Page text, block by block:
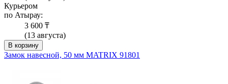
Курьером
по Атырау:
3 600 ₸
(13 августа)
В корзину
Замок навесной, 50 мм MATRIX 91801